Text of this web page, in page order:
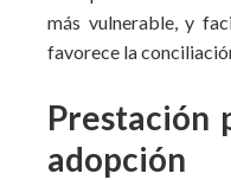
más vulnerable, y
favorece la
Prestación
adopción